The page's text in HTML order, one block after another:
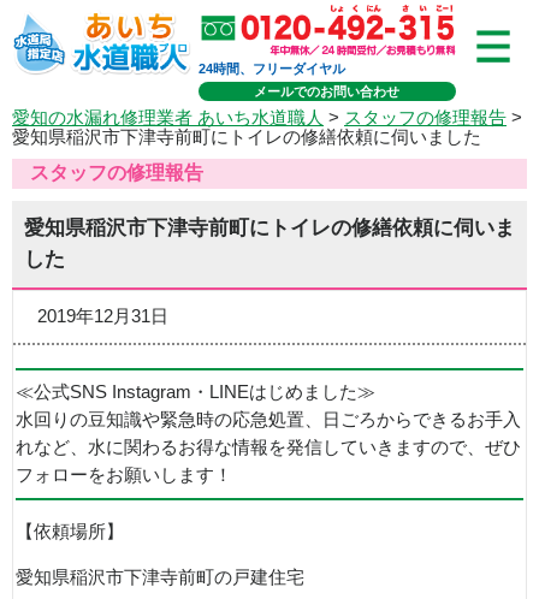
24時間、フリーダイヤル
メールでのお問い合わせ
愛知の水漏れ修理業者 あいち水道職人 > スタッフの修理報告 >
愛知県稲沢市下津寺前町にトイレの修繕依頼に伺いました
スタッフの修理報告
愛知県稲沢市下津寺前町にトイレの修繕依頼に伺いま
した
2019年12月31日
≪公式SNS Instagram・LINEはじめました≫
水回りの豆知識や緊急時の応急処置、日ごろからできるお手入
れなど、水に関わるお得な情報を発信していきますので、ぜひ
フォローをお願いします！
【依頼場所】
愛知県稲沢市下津寺前町の戸建住宅